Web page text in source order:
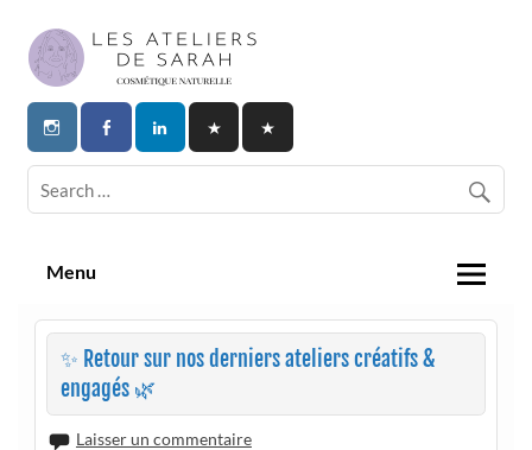
content
Les Ateliers de Sarah | Cosmetique
Naturelle
Menu
✨ Retour sur nos derniers ateliers créatifs &
engagés 🌿
Laisser un commentaire